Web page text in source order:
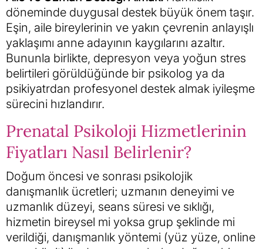
döneminde duygusal destek büyük önem taşır.
Eşin, aile bireylerinin ve yakın çevrenin anlayışlı
yaklaşımı anne adayının kaygılarını azaltır.
Bununla birlikte, depresyon veya yoğun stres
belirtileri görüldüğünde bir psikolog ya da
psikiyatrdan profesyonel destek almak iyileşme
sürecini hızlandırır.
Prenatal Psikoloji Hizmetlerinin
Fiyatları Nasıl Belirlenir?
Doğum öncesi ve sonrası psikolojik
danışmanlık ücretleri; uzmanın deneyimi ve
uzmanlık düzeyi, seans süresi ve sıklığı,
hizmetin bireysel mi yoksa grup şeklinde mi
verildiği, danışmanlık yöntemi (yüz yüze, online